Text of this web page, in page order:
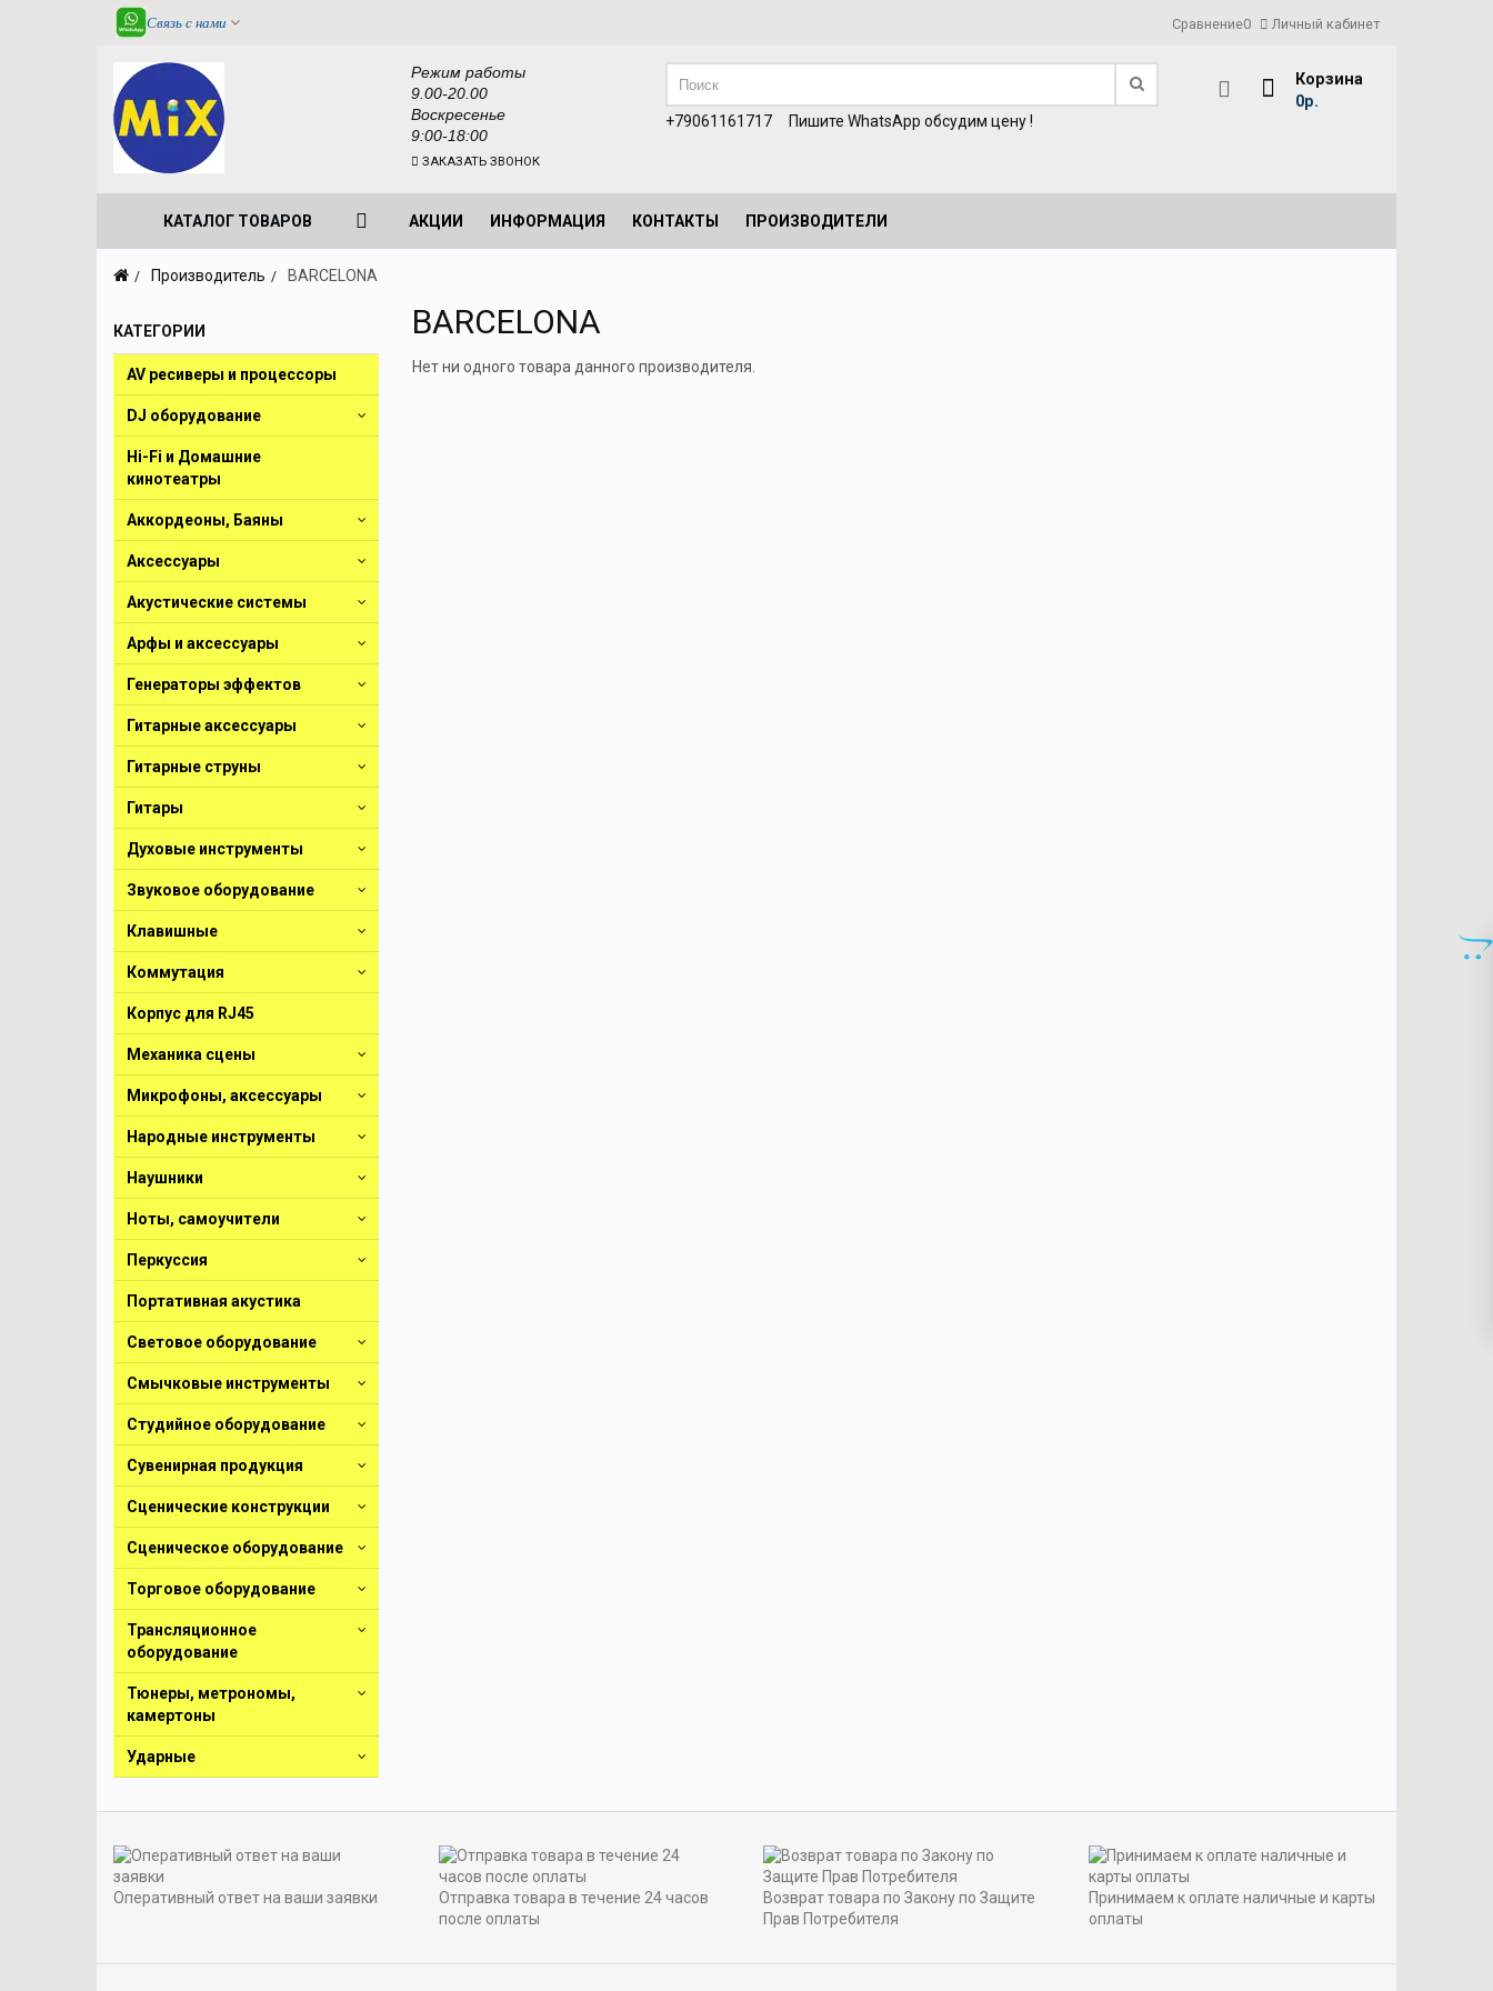
Связь с нами Сравнение0 Личный кабинет
Корзина
0р.
Режим работы
9.00-20.00
Воскресенье
9:00-18:00
ЗАКАЗАТЬ ЗВОНОК
+79061161717 Пишите WhatsApp обсудим цену !
КАТАЛОГ ТОВАРОВ АКЦИИ ИНФОРМАЦИЯ КОНТАКТЫ ПРОИЗВОДИТЕЛИ
Производитель BARCELONA
КАТЕГОРИИ
AV ресиверы и процессоры
DJ оборудование
Hi-Fi и Домашние
кинотеатры
Аккордеоны, Баяны
Аксессуары
Акустические системы
Арфы и аксессуары
Генераторы эффектов
Гитарные аксессуары
Гитарные струны
Гитары
Духовые инструменты
Звуковое оборудование
Клавишные
Коммутация
Корпус для RJ45
Механика сцены
Микрофоны, аксессуары
Народные инструменты
Наушники
Ноты, самоучители
Перкуссия
Портативная акустика
Световое оборудование
Смычковые инструменты
Студийное оборудование
Сувенирная продукция
Сценические конструкции
Сценическое оборудование
Торговое оборудование
Трансляционное
оборудование
Тюнеры, метрономы,
камертоны
Ударные
BARCELONA
Нет ни одного товара данного производителя.
Оперативный ответ на ваши заявки
Отправка товара в течение 24 часов
после оплаты
Возврат товара по Закону по Защите
Прав Потребителя
Принимаем к оплате наличные и карты
оплаты